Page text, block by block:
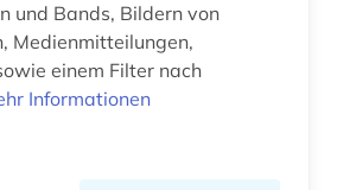
und Bands, Bildern von
Medienmitteilungen,
einem Filter nach
Informationen